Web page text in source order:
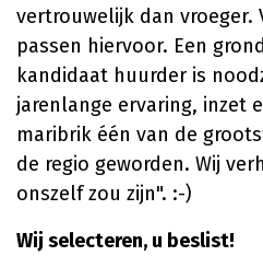
vertrouwelijk dan vroeger.
passen hiervoor. Een
kandidaat huurder is
jarenlange ervaring, inzet
maribrik één van de
de regio geworden. Wij
onszelf zou zijn". :-)
Wij selecteren, u beslist!